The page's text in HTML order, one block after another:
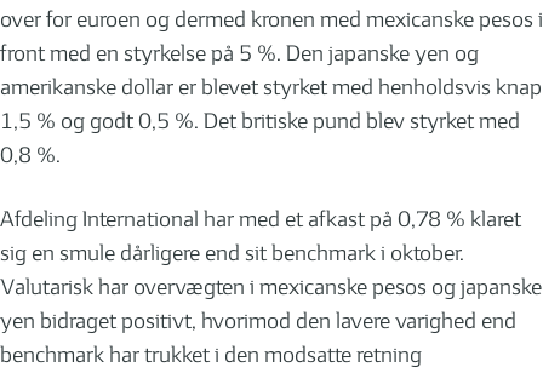
over for euroen og dermed kronen med mexicanske pesos i
front med en styrkelse på 5 %. Den japanske yen og
amerikanske dollar er blevet styrket med henholdsvis knap
1,5 % og godt 0,5 %. Det britiske pund blev styrket med
0,8 %.
Afdeling International har med et afkast på 0,78 % klaret
sig en smule dårligere end sit benchmark i oktober.
Valutarisk har overvægten i mexicanske pesos og japanske
yen bidraget positivt, hvorimod den lavere varighed end
benchmark har trukket i den modsatte retning